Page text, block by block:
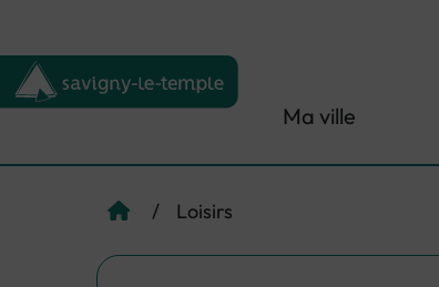
Retour à l'accueil
Ma ville
Page d'accueil du site
/ Loisirs